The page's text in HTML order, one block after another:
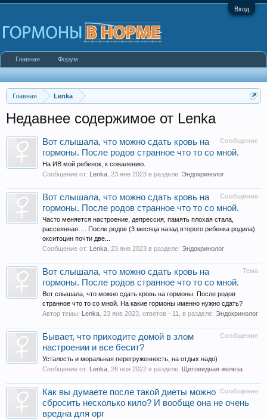
Вход
Главная Lenka
Недавнее содержимое от Lenka
Сообщение
Вот слышала, что можно сдать кровь на
гормоны. После родов странное что то со мной.
На ИВ мой ребенок, к сожалению.
Сообщение от: Lenka 23 янв 2023 в разделе: Эндокринолог
Сообщение
Вот слышала, что можно сдать кровь на
гормоны. После родов странное что то со мной.
Часто меняется настроение, депрессия, память плохая стала,
рассеянная…. После родов (3 месяца назад второго ребенка родила)
окситоцин почти две...
Сообщение от: Lenka 23 янв 2023 в разделе: Эндокринолог
Тема
Вот слышала, что можно сдать кровь на
гормоны. После родов странное что то со мной.
Вот слышала, что можно сдать кровь на гормоны. После родов
странное что то со мной. На какие гормоны именно нужно сдать?
Автор темы: Lenka 23 янв 2023 , ответов - 11, в разделе: Эндокринолог
Сообщение
Бывает, что приходите домой в злом
настроении и все бесит?
Усталость и моральная перегруженность, на отдых надо)
Сообщение от: Lenka 26 ноя 2022 в разделе: Щитовидная железа
Сообщение
Как вы думаете после такой диеты можно
сбросить несколько кило? И вообще она не очень
вредна для орг
Главная Форум